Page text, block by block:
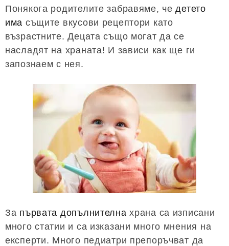
Понякога родителите забравяме, чедетето
има същите вкусови рецептори като
възрастните. Децата също могат да се
насладят на храната! И зависи как ще ги
запознаем с нея.
За първата допълнителна храна са изписани
много статии и са изказани много мнения на
експерти. Много педиатри препоръчват да